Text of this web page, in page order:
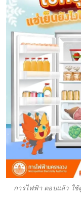
การไฟฟ้า ตอบแล้ว ใ